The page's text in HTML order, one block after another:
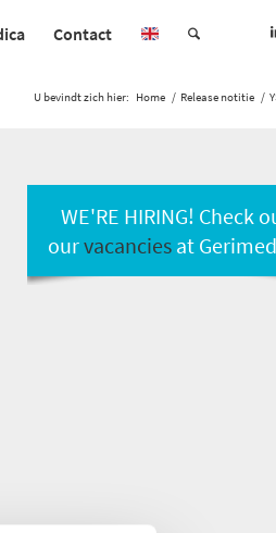
Contact
U bevindt zich hier: Home / Release notitie /
WE'RE HIRING! Check
ourvacanciesat